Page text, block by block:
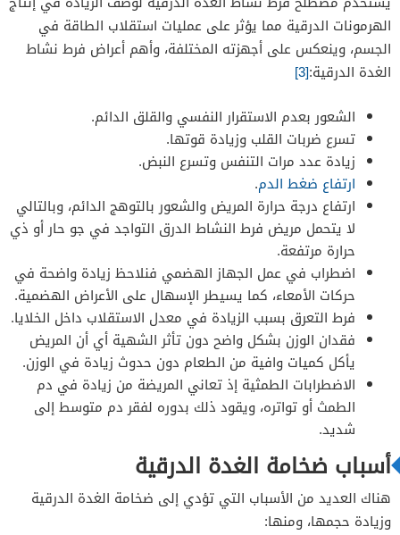
الهرمونات الدرقية مما يؤثر على عمليات استقلاب الطاقة في
الجسم، وينعكس على أجهزته المختلفة، وأهم أعراض فرط نشاط
الغدة الدرقية:[3]
الشعور بعدم الاستقرار النفسي والقلق الدائم.
تسرع ضربات القلب وزيادة قوتها.
زيادة عدد مرات التنفس وتسرع النبض.
ارتفاع ضغط الدم.
ارتفاع درجة حرارة المريض والشعور بالتوهج الدائم، وبالتالي
لا يتحمل مريض فرط النشاط الدرق التواجد في جو حار أو ذي
حرارة مرتفعة.
اضطراب في عمل الجهاز الهضمي فنلاحظ زيادة واضحة في
حركات الأمعاء، كما يسيطر الإسهال على الأعراض الهضمية.
فرط التعرق بسبب الزيادة في معدل الاستقلاب داخل الخلايا.
فقدان الوزن بشكل واضح دون تأثر الشهية أي أن المريض
يأكل كميات وافية من الطعام دون حدوث زيادة في الوزن.
الاضطرابات الطمثية إذ تعاني المريضة من زيادة في دم
الطمث أو تواتره، ويقود ذلك بدوره لفقر دم متوسط إلى
شديد.
أسباب ضخامة الغدة الدرقية
هناك العديد من الأسباب التي تؤدي إلى ضخامة الغدة الدرقية
وزيادة حجمها، ومنها: